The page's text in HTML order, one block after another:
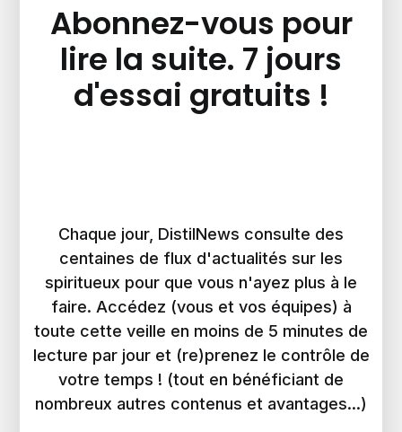
Abonnez-vous pour
lire la suite. 7 jours
d'essai gratuits !
Chaque jour, DistilNews consulte des
centaines de flux d'actualités sur les
spiritueux pour que vous n'ayez plus à le
faire. Accédez (vous et vos équipes) à
toute cette veille en moins de 5 minutes de
lecture par jour et (re)prenez le contrôle de
votre temps ! (tout en bénéficiant de
nombreux autres contenus et avantages...)